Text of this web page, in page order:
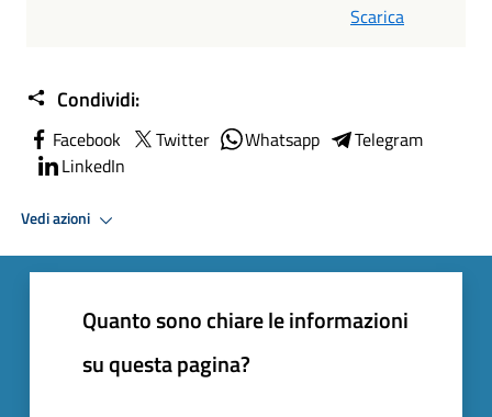
Scarica
Condividi:
Facebook Twitter Whatsapp
Telegram
LinkedIn
Vedi azioni
Quanto sono chiare le informazioni
su questa pagina?